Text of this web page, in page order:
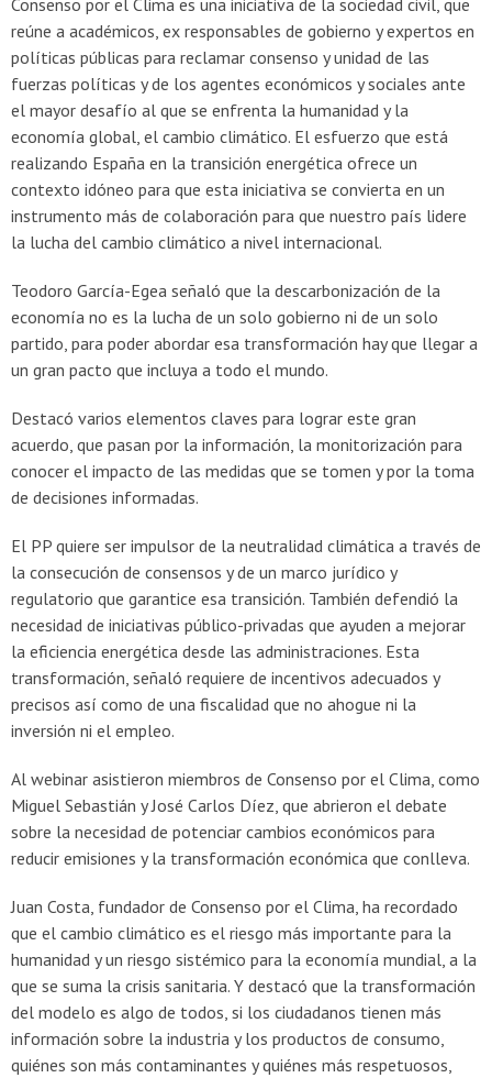
reúne a académicos, ex responsables de gobierno y expertos en
políticas públicas para reclamar consenso y unidad de las
fuerzas políticas y de los agentes económicos y sociales ante
el mayor desafío al que se enfrenta la humanidad y la
economía global, el cambio climático. El esfuerzo que está
realizando España en la transición energética ofrece un
contexto idóneo para que esta iniciativa se convierta en un
instrumento más de colaboración para que nuestro país lidere
la lucha del cambio climático a nivel internacional.
Teodoro García-Egea señaló que la descarbonización de la
economía no es la lucha de un solo gobierno ni de un solo
partido, para poder abordar esa transformación hay que llegar a
un gran pacto que incluya a todo el mundo.
Destacó varios elementos claves para lograr este gran
acuerdo, que pasan por la información, la monitorización para
conocer el impacto de las medidas que se tomen y por la toma
de decisiones informadas.
El PP quiere ser impulsor de la neutralidad climática a través de
la consecución de consensos y de un marco jurídico y
regulatorio que garantice esa transición. También defendió la
necesidad de iniciativas público-privadas que ayuden a mejorar
la eficiencia energética desde las administraciones. Esta
transformación, señaló requiere de incentivos adecuados y
precisos así como de una fiscalidad que no ahogue ni la
inversión ni el empleo.
Al webinar asistieron miembros de Consenso por el Clima, como
Miguel Sebastián y José Carlos Díez, que abrieron el debate
sobre la necesidad de potenciar cambios económicos para
reducir emisiones y la transformación económica que conlleva.
Juan Costa, fundador de Consenso por el Clima, ha recordado
que el cambio climático es el riesgo más importante para la
humanidad y un riesgo sistémico para la economía mundial, a la
que se suma la crisis sanitaria. Y destacó que la transformación
del modelo es algo de todos, si los ciudadanos tienen más
información sobre la industria y los productos de consumo,
quiénes son más contaminantes y quiénes más respetuosos,